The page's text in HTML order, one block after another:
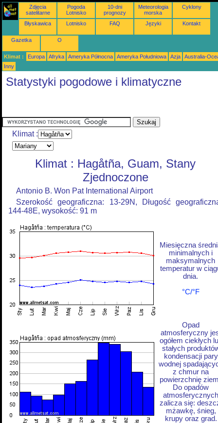
Zdjęcia
satelitarne
Pogoda
Lotnisko
10-dni
prognozy
Meteorologia
morska
Cyklony
Błyskawica Lotnisko FAQ Języki Kontakt
Gazetka O
Klimat : Europa Afryka Ameryka Północna Ameryka Południowa Azja
Australia-
Inny
Statystyki pogodowe i klimatyczne
Klimat :
Klimat : Hagåtña, Guam, Stany
Zjednoczone
Antonio B. Won Pat International Airport
Szerokość geograficzna: 13-29N, Długość
144-48E, wysokość: 91 m
Miesięczna
minimalnych i
maksymalnych
temperatur w
dnia.
°C/°F
Opad
atmosferyczny
ogółem ciekłych
stałych
kondensacji pary
wodnej
z chmur na
powierzchnię
Do opadów
atmosferycznych
zalicza się:
mżawkę, śnieg,
krupy oraz grad.